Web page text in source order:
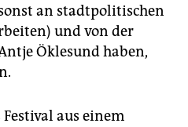
sonst an stadtpolitischen
und von der
Öklesund haben,
aus einem